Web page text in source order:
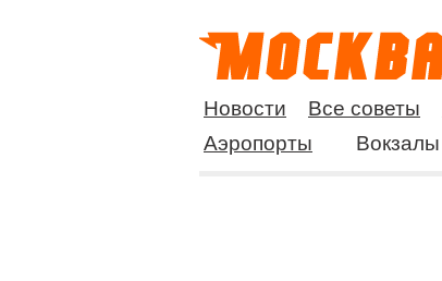
Новости Все советы
Аэропорты
Вокзалы